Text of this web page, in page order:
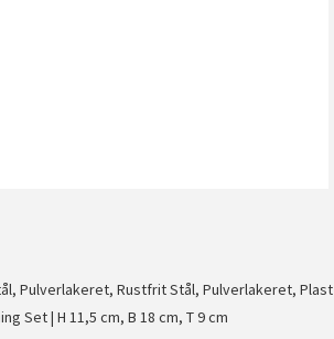
Pulverlakeret, Rustfrit Stål, Pulverlakeret, Plast
Set | H 11,5 cm, B 18 cm, T 9 cm